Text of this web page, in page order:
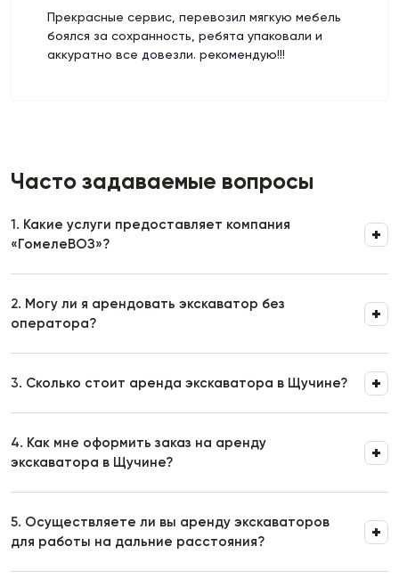
Прекрасные сервис, перевозил мягкую мебель
боялся за сохранность, ребята упаковали и
аккуратно все довезли. рекомендую!!!
Часто задаваемые вопросы
1. Какие услуги предоставляет компания
«ГомелеВОЗ»?
2. Могу ли я арендовать экскаватор без
оператора?
3. Сколько стоит аренда экскаватора в Щучине?
4. Как мне оформить заказ на аренду
экскаватора в Щучине?
5. Осуществляете ли вы аренду экскаваторов
для работы на дальние расстояния?